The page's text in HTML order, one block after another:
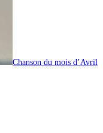
Chanson du mois d’Avril